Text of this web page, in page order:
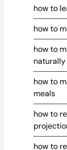
how to
how to
how to
naturally
how to
meals
how to
how to